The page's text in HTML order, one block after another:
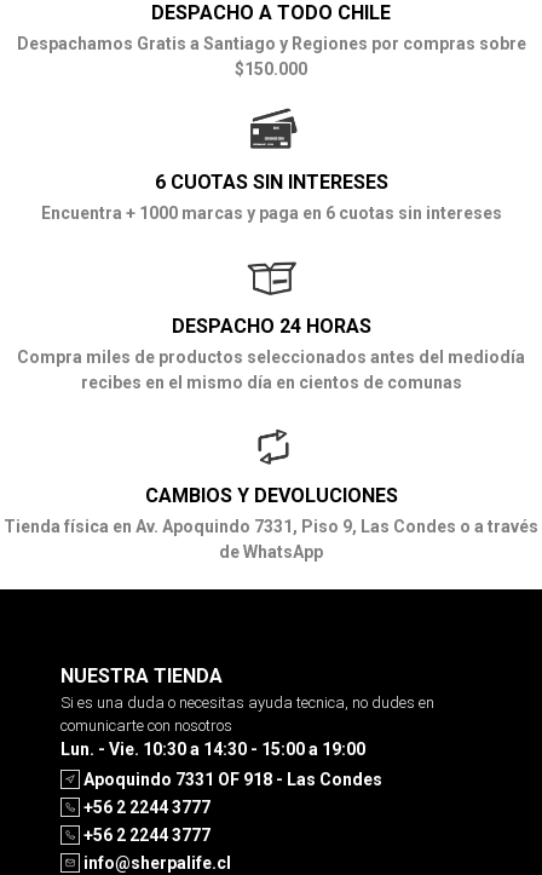
DESPACHO A TODO CHILE
Despachamos Gratis a Santiago y Regiones por compras sobre
$150.000
6 CUOTAS SIN INTERESES
Encuentra + 1000 marcas y paga en 6 cuotas sin intereses
DESPACHO 24 HORAS
Compra miles de productos seleccionados antes del mediodía
recibes en el mismo día en cientos de comunas
CAMBIOS Y DEVOLUCIONES
Tienda física en Av. Apoquindo 7331, Piso 9, Las Condes o a través
de WhatsApp
NUESTRA TIENDA
Si es una duda o necesitas ayuda tecnica, no dudes en
comunicarte con nosotros
Lun. - Vie. 10:30 a 14:30 - 15:00 a 19:00
Apoquindo 7331 OF 918 - Las Condes
+56 2 2244 3777
+56 2 2244 3777
info@sherpalife.cl